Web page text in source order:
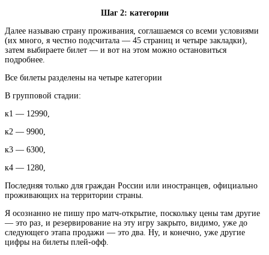
Шаг 2: категории
Далее называю страну проживания, соглашаемся со всеми условиями
(их много, я честно подсчитала — 45 страниц и четыре закладки),
затем выбираете билет — и вот на этом можно остановиться
подробнее.
Все билеты разделены на четыре категории
В групповой стадии:
к1 — 12990,
к2 — 9900,
к3 — 6300,
к4 — 1280,
Последняя только для граждан России или иностранцев, официально
проживающих на территории страны.
Я осознанно не пишу про матч-открытие, поскольку цены там другие
— это раз, и резервирование на эту игру закрыто, видимо, уже до
следующего этапа продажи — это два. Ну, и конечно, уже другие
цифры на билеты плей-офф.